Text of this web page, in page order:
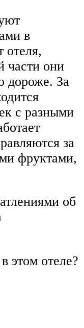
в
отеля,
части они
дороже. За
с разными
за
фруктами,
об
этом отеле?